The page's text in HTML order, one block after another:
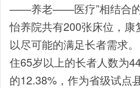
——养老——医疗”相结合的
怡养院共有200张床位，
以尽可能的满足长者需求
住65岁以上的长者人数为
的12.38%，作为省级试点